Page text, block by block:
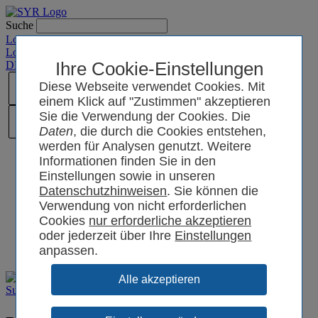
Ihre Cookie-Einstellungen
Diese Webseite verwendet Cookies. Mit
einem Klick auf "Zustimmen" akzeptieren
Sie die Verwendung der Cookies. Die
Daten, die durch die Cookies entstehen,
werden für Analysen genutzt. Weitere
Informationen finden Sie in den
Einstellungen sowie in unseren
Datenschutzhinweisen. Sie können die
Verwendung von nicht erforderlichen
Cookies
oder jederzeit über Ihre Einstellungen
anpassen.
Suche
Login SYRCode²
Login SYR Connect
DE
CN / PL
Support